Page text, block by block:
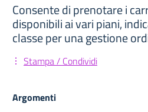
Consente di prenotare i
disponibili ai vari piani,
classe per una gestione
Stampa / Condividi
Argomenti